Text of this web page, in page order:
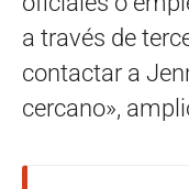
a través de
contactar a
cercano»,